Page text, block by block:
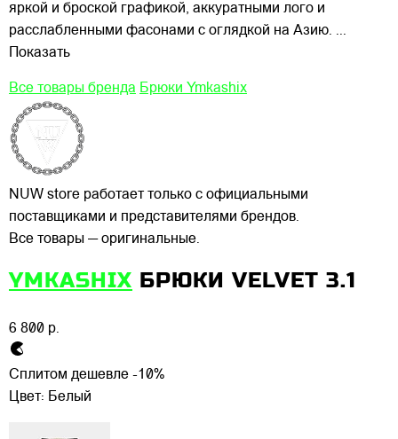
яркой и броской графикой, аккуратными лого и
расслабленными фасонами с оглядкой на Азию. ...
Показать
Все товары бренда Брюки Ymkashix
NUW store работает только с официальными
поставщиками и представителями брендов.
Все товары — оригинальные.
YMKASHIX БРЮКИ VELVET 3.1
6 800 р.
Сплитом дешевле -10%
Цвет: Белый